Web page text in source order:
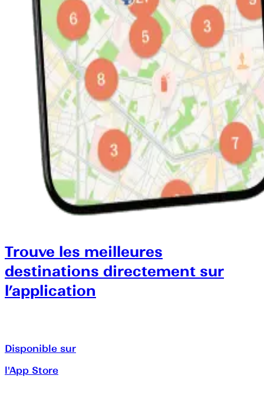
Trouve les meilleures
destinations directement sur
l’application
Disponible sur
l'App Store